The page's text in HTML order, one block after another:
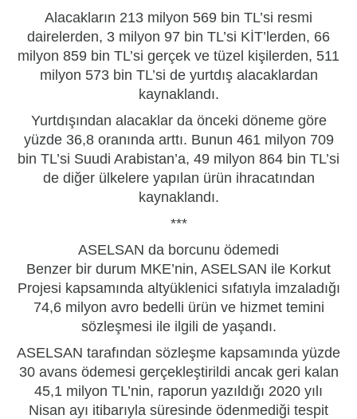
Alacakların 213 milyon 569 bin TL’si resmi
dairelerden, 3 milyon 97 bin TL’si KİT’lerden, 66
milyon 859 bin TL’si gerçek ve tüzel kişilerden, 511
milyon 573 bin TL’si de yurtdış alacaklardan
kaynaklandı.
Yurtdışından alacaklar da önceki döneme göre
yüzde 36,8 oranında arttı. Bunun 461 milyon 709
bin TL’si Suudi Arabistan’a, 49 milyon 864 bin TL’si
de diğer ülkelere yapılan ürün ihracatından
kaynaklandı.
***
ASELSAN da borcunu ödemedi
Benzer bir durum MKE’nin, ASELSAN ile Korkut
Projesi kapsamında altyüklenici sıfatıyla imzaladığı
74,6 milyon avro bedelli ürün ve hizmet temini
sözleşmesi ile ilgili de yaşandı.
ASELSAN tarafından sözleşme kapsamında yüzde
30 avans ödemesi gerçekleştirildi ancak geri kalan
45,1 milyon TL’nin, raporun yazıldığı 2020 yılı
Nisan ayı itibarıyla süresinde ödenmediği tespit